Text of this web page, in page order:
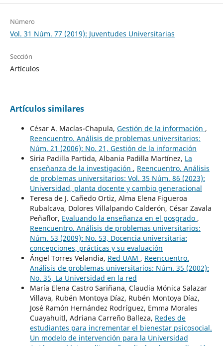
Número
Vol. 31 Núm. 77 (2019): Juventudes Universitarias
Sección
Artículos
Artículos similares
César A. Macías-Chapula, Gestión de la información ,
Reencuentro. Análisis de problemas universitarios:
Núm. 21 (2006): No. 21, Gestión de la información
Siria Padilla Partida, Albania Padilla Martínez, La
enseñanza de la investigación , Reencuentro. Análisis
de problemas universitarios: Vol. 35 Núm. 86 (2023):
Universidad, planta docente y cambio generacional
Teresa de J. Cañedo Ortiz, Alma Elena Figueroa
Rubalcava, Dolores Villalpando Calderón, César Zavala
Peñaflor, Evaluando la enseñanza en el posgrado ,
Reencuentro. Análisis de problemas universitarios:
Núm. 53 (2009): No. 53, Docencia universitaria:
concepciones, prácticas y su evaluación
Ángel Torres Velandia, Red UAM , Reencuentro.
Análisis de problemas universitarios: Núm. 35 (2002):
No. 35, La Universidad en la red
María Elena Castro Sariñana, Claudia Mónica Salazar
Villava, Rubén Montoya Díaz, Rubén Montoya Díaz,
José Ramón Hernández Rodríguez, Emma Morales
Cuayahuitl, Adriana Carreño Balleza, Redes de
estudiantes para incrementar el bienestar psicosocial.
Un modelo de intervención para la Universidad